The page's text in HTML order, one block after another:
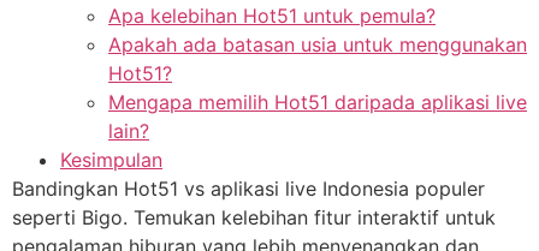
Apa kelebihan Hot51 untuk pemula?
Apakah ada batasan usia untuk menggunakan
Hot51?
Mengapa memilih Hot51 daripada aplikasi live
lain?
Kesimpulan
Bandingkan Hot51 vs aplikasi live Indonesia populer
seperti Bigo. Temukan kelebihan fitur interaktif untuk
pengalaman hiburan yang lebih menyenangkan dan